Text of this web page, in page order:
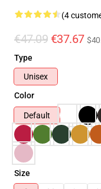
(4
€47.09 €37.67
Type
Unisex
Color
Default
Size